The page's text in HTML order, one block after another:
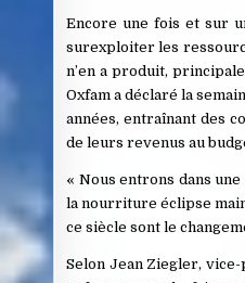
Encore une fois et sur
surexploiter les
n’en a produit,
Oxfam a déclaré la
années, entraînant des
de leurs revenus au
« Nous entrons dans
la nourriture éclipse
ce siècle sont le
Selon Jean Ziegler,